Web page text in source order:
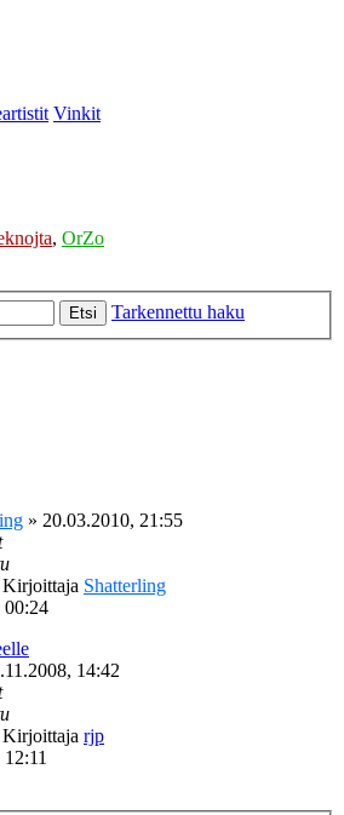
Vinkit
, OrZo
Etsi
Tarkennettu haku
» 20.03.2010, 21:55
Kirjoittaja Shatterling
00:24
14:42
Kirjoittaja rjp